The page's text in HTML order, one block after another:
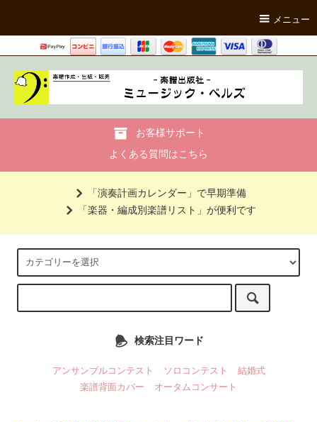
メニュー
お客様サポート
よくある質問はこちら
「演奏計画カレンダー」で早期準備
「楽器・編成別楽譜リスト」が便利です
検索注目ワード
アンサンブルコンテスト ソロコンテスト
結婚式
楽譜背面カバー
オータムコンサート